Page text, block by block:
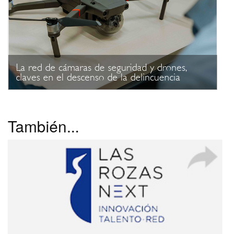
La red de cámaras de seguridad y drones,
claves en el descenso de la delincuencia
También...